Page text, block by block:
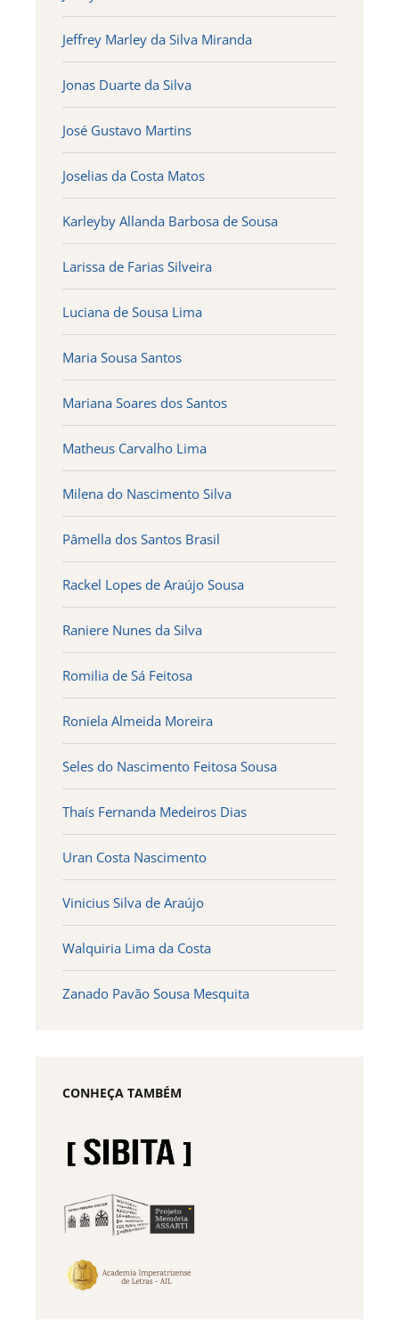
Jeffrey Marley da Silva Miranda
Jonas Duarte da Silva
José Gustavo Martins
Joselias da Costa Matos
Karleyby Allanda Barbosa de Sousa
Larissa de Farias Silveira
Luciana de Sousa Lima
Maria Sousa Santos
Mariana Soares dos Santos
Matheus Carvalho Lima
Milena do Nascimento Silva
Pâmella dos Santos Brasil
Rackel Lopes de Araújo Sousa
Raniere Nunes da Silva
Romilia de Sá Feitosa
Roniela Almeida Moreira
Seles do Nascimento Feitosa Sousa
Thaís Fernanda Medeiros Dias
Uran Costa Nascimento
Vinicius Silva de Araújo
Walquiria Lima da Costa
Zanado Pavão Sousa Mesquita
CONHEÇA TAMBÉM